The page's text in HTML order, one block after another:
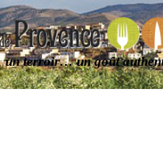
un terroir… un goût